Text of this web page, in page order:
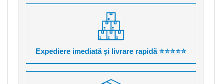
Expediere imediată și livrare rapidă ⭐⭐⭐⭐⭐